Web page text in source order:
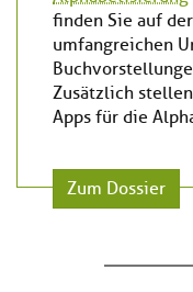
finden Sie auf
umfangreichen
Zusätzlich
Apps für die
Zum Dossier